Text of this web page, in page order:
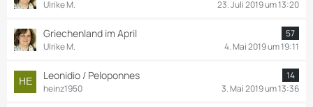
Ulrike M.
23. Juli 2019 um 13:20
Griechenland im April
57
Ulrike M.
4. Mai 2019 um 19:11
Leonidio / Peloponnes
14
heinz1950
3. Mai 2019 um 13:36